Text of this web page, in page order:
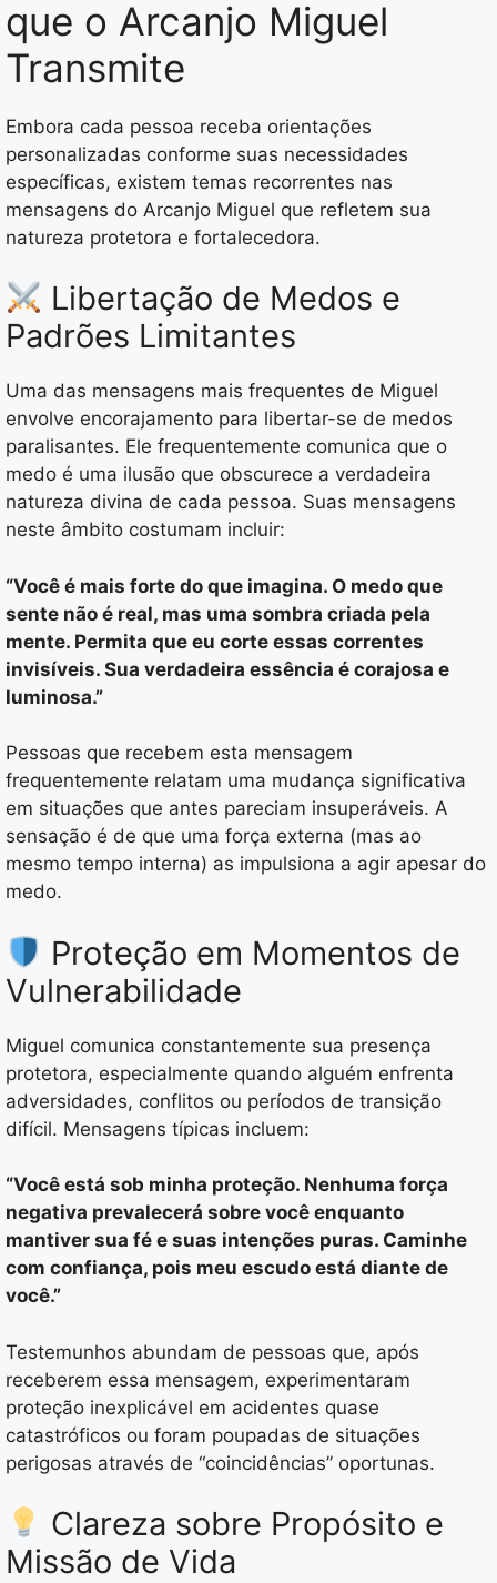
que o Arcanjo Miguel
Transmite
Embora cada pessoa receba orientações
personalizadas conforme suas necessidades
específicas, existem temas recorrentes nas
mensagens do Arcanjo Miguel que refletem sua
natureza protetora e fortalecedora.
Libertação de Medos e
Padrões Limitantes
Uma das mensagens mais frequentes de Miguel
envolve encorajamento para libertar-se de medos
paralisantes. Ele frequentemente comunica que o
medo é uma ilusão que obscurece a verdadeira
natureza divina de cada pessoa. Suas mensagens
neste âmbito costumam incluir:
“Você é mais forte do que imagina. O medo que
sente não é real, mas uma sombra criada pela
mente. Permita que eu corte essas correntes
invisíveis. Sua verdadeira essência é corajosa e
luminosa.”
Pessoas que recebem esta mensagem
frequentemente relatam uma mudança significativa
em situações que antes pareciam insuperáveis. A
sensação é de que uma força externa (mas ao
mesmo tempo interna) as impulsiona a agir apesar do
medo.
Proteção em Momentos de
Vulnerabilidade
Miguel comunica constantemente sua presença
protetora, especialmente quando alguém enfrenta
adversidades, conflitos ou períodos de transição
difícil. Mensagens típicas incluem:
“Você está sob minha proteção. Nenhuma força
negativa prevalecerá sobre você enquanto
mantiver sua fé e suas intenções puras. Caminhe
com confiança, pois meu escudo está diante de
você.”
Testemunhos abundam de pessoas que, após
receberem essa mensagem, experimentaram
proteção inexplicável em acidentes quase
catastróficos ou foram poupadas de situações
perigosas através de “coincidências” oportunas.
Clareza sobre Propósito e
Missão de Vida